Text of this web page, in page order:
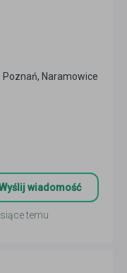
Poznań, Naramowice
wiadomość
temu